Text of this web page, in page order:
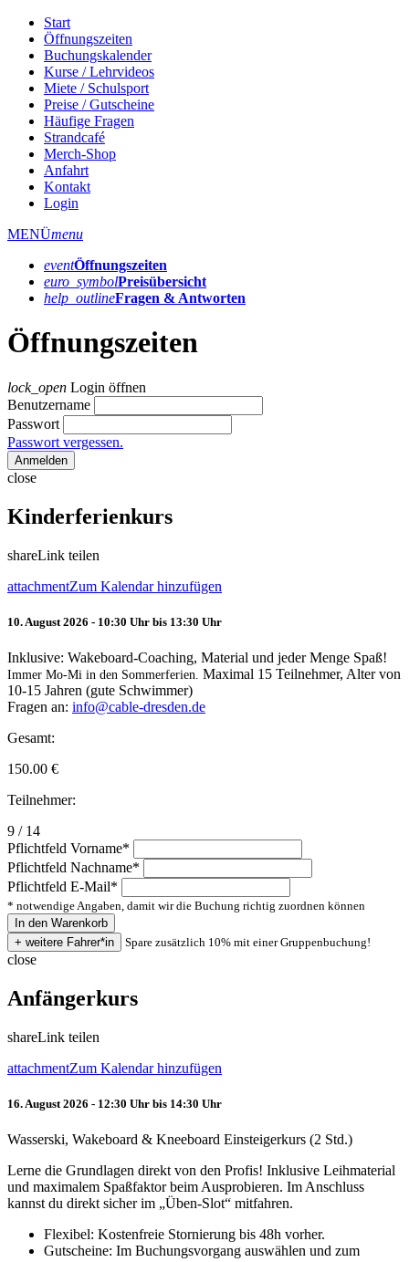
Start
Öffnungszeiten
Buchungskalender
Kurse / Lehrvideos
Miete / Schulsport
Preise / Gutscheine
Häufige Fragen
Strandcafé
Merch-Shop
Anfahrt
Kontakt
Login
MENÜmenu
eventÖffnungs­zeiten
euro_symbolPreis­übersicht
help_outlineFragen & Antworten
Öffnungszeiten
lock_open Login öffnen
Benutzername
Passwort
Passwort vergessen.
Anmelden
close
Kinderferienkurs
shareLink teilen
attachmentZum Kalendar hinzufügen
10. August 2026 - 10:30 Uhr bis 13:30 Uhr
Inklusive: Wakeboard-Coaching, Material und jeder Menge Spaß!
Immer Mo-Mi in den Sommerferien. Maximal 15 Teilnehmer, Alter von
10-15 Jahren (gute Schwimmer)
Fragen an: info@cable-dresden.de
Gesamt:
150.00 €
Teilnehmer:
9 / 14
Pflichtfeld Vorname*
Pflichtfeld Nachname*
Pflichtfeld E-Mail*
* notwendige Angaben, damit wir die Buchung richtig zuordnen können
Spare zusätzlich 10% mit einer Gruppenbuchung!
close
Anfängerkurs
shareLink teilen
attachmentZum Kalendar hinzufügen
16. August 2026 - 12:30 Uhr bis 14:30 Uhr
Wasserski, Wakeboard & Kneeboard Einsteigerkurs (2 Std.)
Lerne die Grundlagen direkt von den Profis! Inklusive Leihmaterial
und maximalem Spaßfaktor beim Ausprobieren. Im Anschluss
kannst du direkt sicher im „Üben-Slot“ mitfahren.
Flexibel: Kostenfreie Stornierung bis 48h vorher.
Gutscheine: Im Buchungsvorgang auswählen und zum